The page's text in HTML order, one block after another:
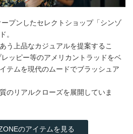
プンしたセレクトショップ「シンゾ
。
う上品なカジュアルを提案するこ
ッピー等のアメリカントラッドをベ
テムを現代のムードでブラッシュア
のリアルクローズを展開していま
のアイテムを見る